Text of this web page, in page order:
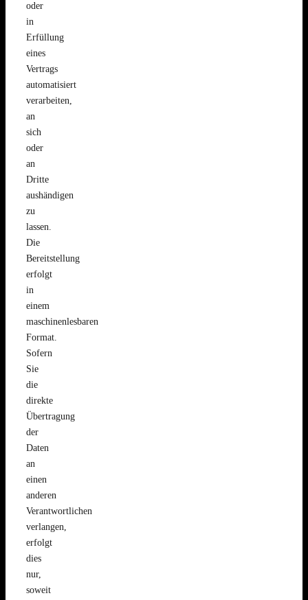
oder
in
Erfüllung
eines
Vertrags
automatisiert
verarbeiten,
an
sich
oder
an
Dritte
aushändigen
zu
lassen.
Die
Bereitstellung
erfolgt
in
einem
maschinenlesbaren
Format.
Sofern
Sie
die
direkte
Übertragung
der
Daten
an
einen
anderen
Verantwortlichen
verlangen,
erfolgt
dies
nur,
soweit